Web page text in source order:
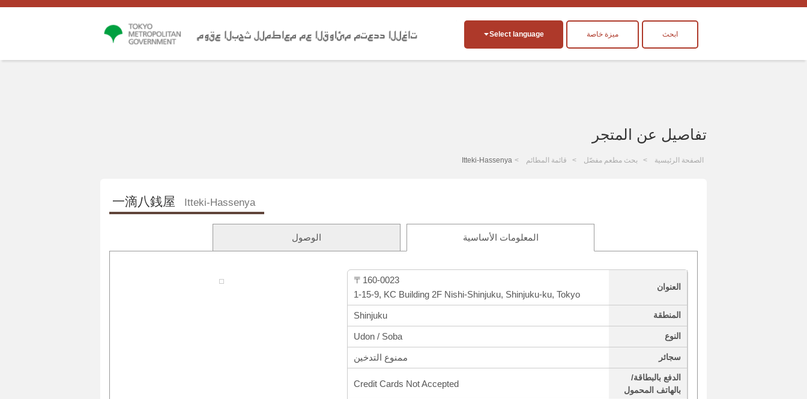
Select language ميزة خاصة ابحث
تفاصيل عن المتجر
الصفحة الرئيسية بحث مطعم مفصّل قائمة المطائم Itteki-Hassenya
一滴八銭屋 Itteki-Hassenya
المعلومات الأساسية الوصول
العنوان
〒160-0023
1-15-9, KC Building 2F Nishi-Shinjuku, Shinjuku-ku, Tokyo
المنطقة Shinjuku
النوع Udon / Soba
سجائر ممنوع التدخين
الدفع بالبطاقة/
بالهاتف المحمول
Credit Cards Not Accepted